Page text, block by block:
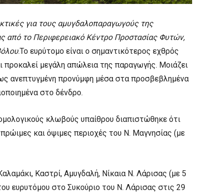
για τους αμυγδαλοπαραγωγούς της
από το Περιφερειακό Κέντρο Προστασίας Φυτών,
.Το ευρύτομο είναι ο σημαντικότερος εχθρός
προκαλεί μεγάλη απώλεια της παραγωγής. Μοιάζει
ανεπτυγμένη προνύμφη μέσα στα προσβεβλημένα
στο δένδρο.
κλωβούς υπαίθρου διαπιστώθηκε ότι
και όψιμες περιοχές του Ν. Μαγνησίας (με
Καστρί, Αμυγδαλή, Νίκαια Ν. Λάρισας (με 5
ευρυτόμου στο Συκούριο του Ν. Λάρισας στις 29